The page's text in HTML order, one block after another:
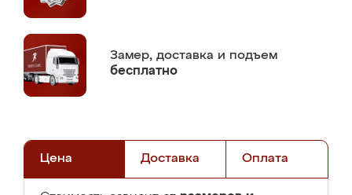
Замер, доставка и подъем
бесплатно
Цена Доставка Оплата